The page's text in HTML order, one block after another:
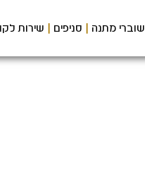
שוברי מתנה סניפים שירות